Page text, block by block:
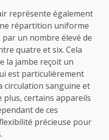
représente également
répartition uniforme
un nombre élevé de
quatre et six. Cela
la jambe reçoit un
est particulièrement
sanguine et
plus, certains appareils
de ces
précieuse pour